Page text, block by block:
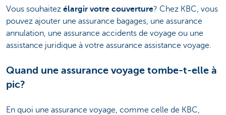
Vous souhaitez élargir votre couverture? Chez KBC, vous
pouvez ajouter une assurance bagages, une assurance
annulation, une assurance accidents de voyage ou une
assistance juridique à votre assurance assistance voyage.
Quand une assurance voyage tombe-t-elle à
pic?
En quoi une assurance voyage, comme celle de KBC,